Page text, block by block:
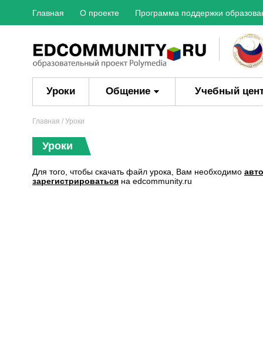
Главная О проекте Программа поддержки
Уроки Общение Учебный
Главная / Уроки
Уроки
Для того, чтобы скачать файл урока, Вам необходимо
зарегистрироваться на edcommunity.ru